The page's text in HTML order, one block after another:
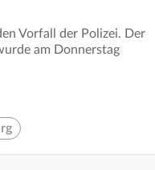
Vorfall der Polizei. Der
am Donnerstag